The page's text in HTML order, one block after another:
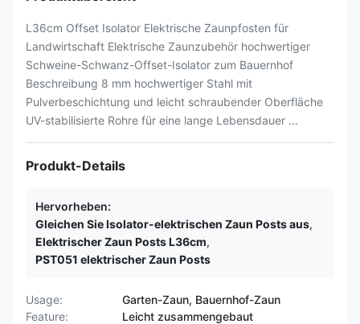
L36cm Offset Isolator Elektrische Zaunpfosten für
Landwirtschaft Elektrische Zaunzubehör hochwertiger
Schweine-Schwanz-Offset-Isolator zum Bauernhof
Beschreibung 8 mm hochwertiger Stahl mit
Pulverbeschichtung und leicht schraubender Oberfläche
UV-stabilisierte Rohre für eine lange Lebensdauer ...
Produkt-Details
Hervorheben:
Gleichen Sie Isolator-elektrischen Zaun Posts aus,
Elektrischer Zaun Posts L36cm,
PST051 elektrischer Zaun Posts
Usage:
Garten-Zaun, Bauernhof-Zaun
Feature:
Leicht zusammengebaut